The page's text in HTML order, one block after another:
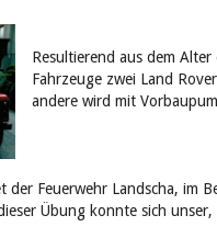
Resultierend aus dem
Fahrzeuge zwei Land
andere wird mit
der Feuerwehr Landscha, im
Übung konnte sich